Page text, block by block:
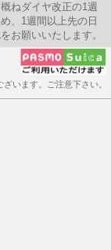
ねダイヤ改正の1週
、1週間以上先の日
お願いいたします。
います。ご注意下さい。